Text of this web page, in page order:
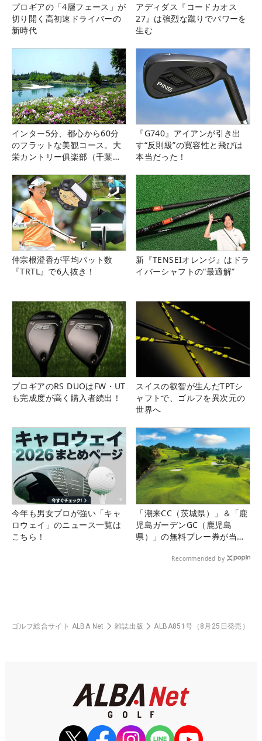
プロギアの「4層フェース」が
切り開く高初速ドライバーの
新時代
アディダス『コードカオス
27』は強烈な蹴りでパワーを
生む
インター5分、都心から60分
のフラットな美観コース。大
栄カントリー俱楽部（千葉
『G740』アイアンが引き出
す“反則級”の寛容性と飛びは
本当だった！
仲宗根澄香が平均パット数
『TRTL』で6人抜き！
新『TENSEIオレンジ』はドラ
イバーシャフトの“最適解”
プロギアのRS DUOはFW・UT
も完成度が高く購入者続出！
スイスの叡智が生んだTPTシ
ャフトで、ゴルフを異次元の
世界へ
今年も男女プロが強い「キャ
ロウェイ」のニュース一覧は
こちら！
「潮来CC（茨城県）」＆「鹿
児島ガーデンGC（鹿児島
県）」の無料プレー券が当た
Recommended by
ゴルフ総合サイト ALBA Net 雑誌出版 ALBA851号（8月25日発売）